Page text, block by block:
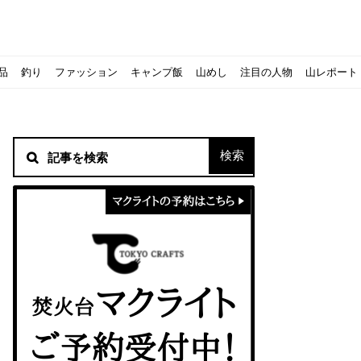
キャンプ用品の『ポイント買取』について
マクライトの口コミ・評判は？人気焚き火台の魅力・気になる
ッカーでも作れるおすすめレシピをご紹介
尾根」から槍ヶ岳へ！
【八ヶ岳最高峰へ】南八ヶ岳テント泊登山、赤岳〜横岳〜硫黄
ントスおすすめヘッドライトのご紹介
ングシューズはどちらを選ぶべき？｜サロモンの定番シューズで解
カリマーのおすすめリュック容量別12選｜目的別の選び方も合
ならスポルティバ！3つの理由とおすすめ7選
クライミングユーザー参加型の動画マップ「クライミングチャ
に教わる！『食感と旨みのタマゴサンド』の作り方
食うか食われるか、野生動物で一番怖いのは【17＃自分のキャ
ズクイン』、人気の理由とおすすめウェアを紹介
【コスパ◎】キャンプデビューに最適！サウスフィールドのお
ズクイン』、人気の理由とおすすめウェアを紹介
【コスパ◎】キャンプデビューに最適！サウスフィールドのお
｜サロモンの定番シューズで解説&ご紹介
しむために必要な装備6選【初級〜中級者向け】
トレラン初心者必見！日頃のトレーニングから中距離レースま
！用途別おすすめ水筒を紹介！便利アイテムも
【こずチャンネル】使わなくなったキャンプ道具の行方！【初
クを比較！人数・用途別でおすすめを紹介
クライミング道具はゼロポイントで揃えよう！種類別で人気ア
釣り
の体験レポート】
アジングロッドおすすめ10選！基本タックルから選び方まで紹介
ファッション
フスキンの魅力と用途別おすすめリュック9選
ティートンブロスのブランドに込められた想いとは！？おすす
キャンプ飯
なの？いまどきの海外キャンプ事情をご紹介Part.1〜ロサンゼルス
パティシエキャンパーSakiさんに教わる！簡単『フルーツシロ
山めし
に教わる！簡単『フルーツシロップ』の作り方
パティシエキャンパーSakiさんに教わる！簡単アウトドアスイ
注目の人物
高！ほかほか『シュウマイ』の作り方
に教わる！パン好き必見！モチモチ『ベーグル』の作り方
パティシエキャンパーSakiさんに教わる！ピリ辛が後引くうま
山レポート
る！山梨県の九鬼山（くきやま）登山体験レポ
積雪期の谷川岳で今シーズン最後の雪山を堪能してきた
！売却する方法や条件、手続きの流れを確認
キャンプ場の宿泊や利用券をふるさと納税でゲット！おすすめ
に参加してきました
レストハウス水郷で持ち込みBBQしてみた
一生物のアウトドアブーツならダナー！3つの理由とおすすめア
に行ってみた！
ピコグリル入荷してます！ @小倉店
ランス・ボーヌトレッキング編〜
ベランピングアイディア7選！家にいながらおしゃれキャンプ♪